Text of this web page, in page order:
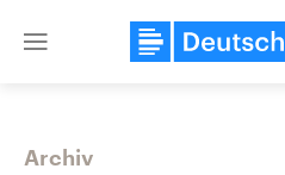
Close
Archiv